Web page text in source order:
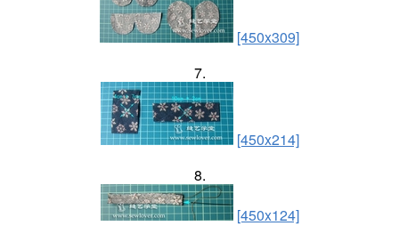
[450x309]
7.
[450x214]
8.
[450x124]